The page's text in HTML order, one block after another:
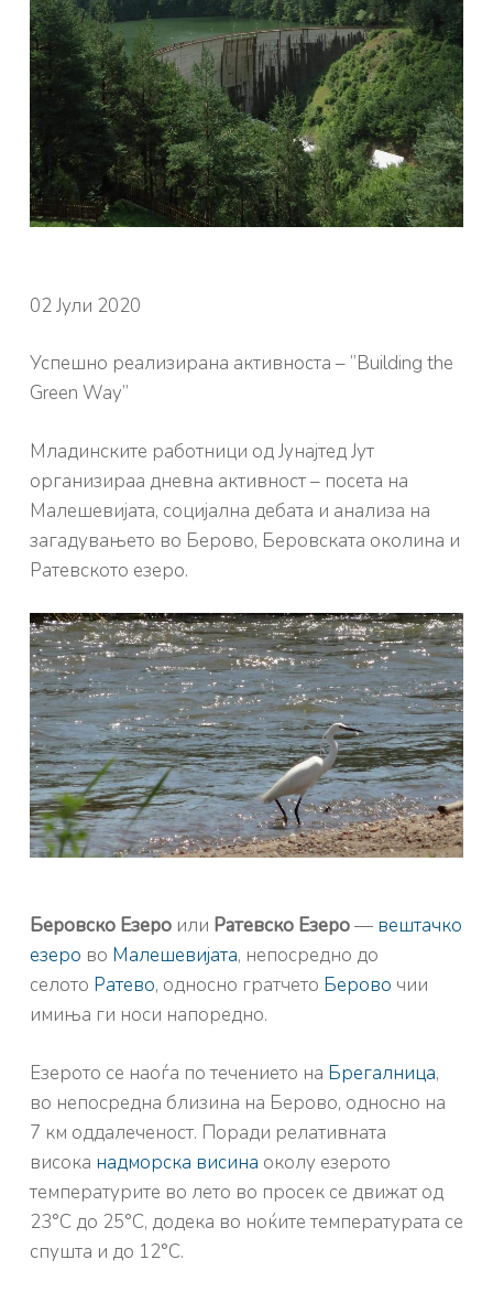
02 Јули 2020
Успешно реализирана активноста – ”Building the
Green Way”
Младинските работници од Јунајтед Јут
организираа дневна активност – посета на
Малешевијата, социјална дебата и анализа на
загадувањето во Берово, Беровската околина и
Ратевското езеро.
Беровско Езероили Ратевско Езеро— вештачко
езеро во Малешевијата, непосредно до
селото Ратево, односно гратчето Берово чии
имиња ги носи напоредно.
Езерото се наоѓа по течението на Брегалница,
во непосредна близина на Берово, односно на
7 км оддалеченост. Поради релативната
висока надморска висина околу езерото
температурите во лето во просек се движат од
23°С до 25°С, додека во ноќите температурата се
спушта и до 12°С.